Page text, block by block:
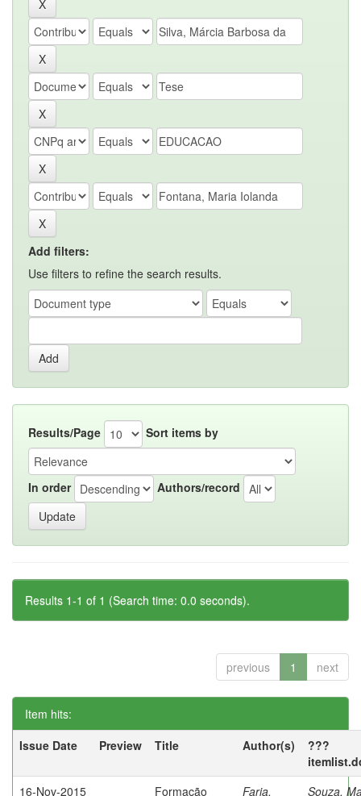
Add filters:
Use filters to refine the search results.
Results/Page Sort items by
In order Authors/record
Results 1-1 of 1 (Search time: 0.0 seconds).
previous 1 next
Item hits:
Issue Date
Preview Title Author(s)
???
16-Nov-2015
Formação Faria, Souza,